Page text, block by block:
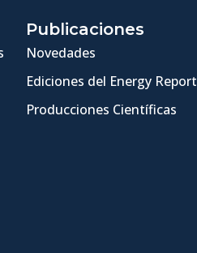
Publicaciones
Novedades
Ediciones del Energy Report
Producciones Científicas